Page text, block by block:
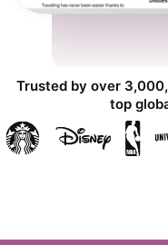
Trusted by over
top